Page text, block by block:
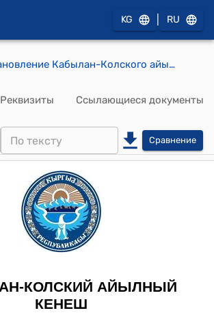
KG RU
Постановление Кабылан-Колского айылного кенеша от 19 ноября 2012 года № 13/4 "О работе школы Э. Мурзаева по правовому, идеологическому и нравственному воспитанию"
Реквизиты Ссылающиеся документы
Сравнение